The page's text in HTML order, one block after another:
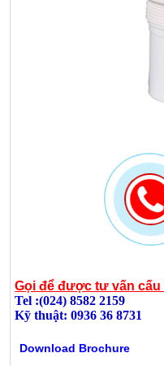
Gọi để được tư vấn
Tel :(024) 8582 2159
Kỹ thuật: 0936 36 8731
Download Brochure